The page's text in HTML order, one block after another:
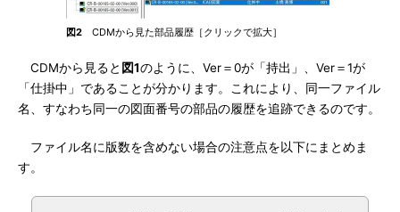
図2 CDMから見た部品履歴［クリックで拡大］
CDMから見ると 図1のように、Ver＝0が「持出」、Ver＝1が
「仕掛中」であることが分かります。これにより、同一ファイル
名、すなわち同一の図面番号の部品の履歴を追跡できるのです。
ファイル名に版数を含めない場合の注意点を以下にまとめま
す。